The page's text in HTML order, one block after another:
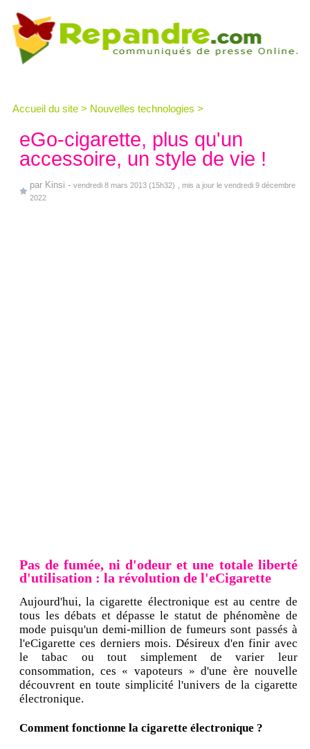
Accueil du site > Nouvelles technologies >
eGo-cigarette, plus qu'un
accessoire, un style de vie !
par Kinsi - vendredi 8 mars 2013 (15h32)
, mis a jour le vendredi 9 décembre
2022
Pas de fumée, ni d'odeur et une totale liberté
d'utilisation : la révolution de l'eCigarette
Aujourd'hui, la cigarette électronique est au centre de
tous les débats et dépasse le statut de phénomène de
mode puisqu'un demi-million de fumeurs sont passés à
l'eCigarette ces derniers mois. Désireux d'en finir avec
le tabac ou tout simplement de varier leur
consommation, ces « vapoteurs » d'une ère nouvelle
découvrent en toute simplicité l'univers de la cigarette
électronique.
Comment fonctionne la cigarette électronique ?